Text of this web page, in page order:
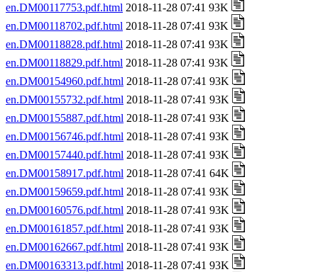
en.DM00117753.pdf.html 2018-11-28 07:41 93K
en.DM00118702.pdf.html 2018-11-28 07:41 93K
en.DM00118828.pdf.html 2018-11-28 07:41 93K
en.DM00118829.pdf.html 2018-11-28 07:41 93K
en.DM00154960.pdf.html 2018-11-28 07:41 93K
en.DM00155732.pdf.html 2018-11-28 07:41 93K
en.DM00155887.pdf.html 2018-11-28 07:41 93K
en.DM00156746.pdf.html 2018-11-28 07:41 93K
en.DM00157440.pdf.html 2018-11-28 07:41 93K
en.DM00158917.pdf.html 2018-11-28 07:41 64K
en.DM00159659.pdf.html 2018-11-28 07:41 93K
en.DM00160576.pdf.html 2018-11-28 07:41 93K
en.DM00161857.pdf.html 2018-11-28 07:41 93K
en.DM00162667.pdf.html 2018-11-28 07:41 93K
en.DM00163313.pdf.html 2018-11-28 07:41 93K